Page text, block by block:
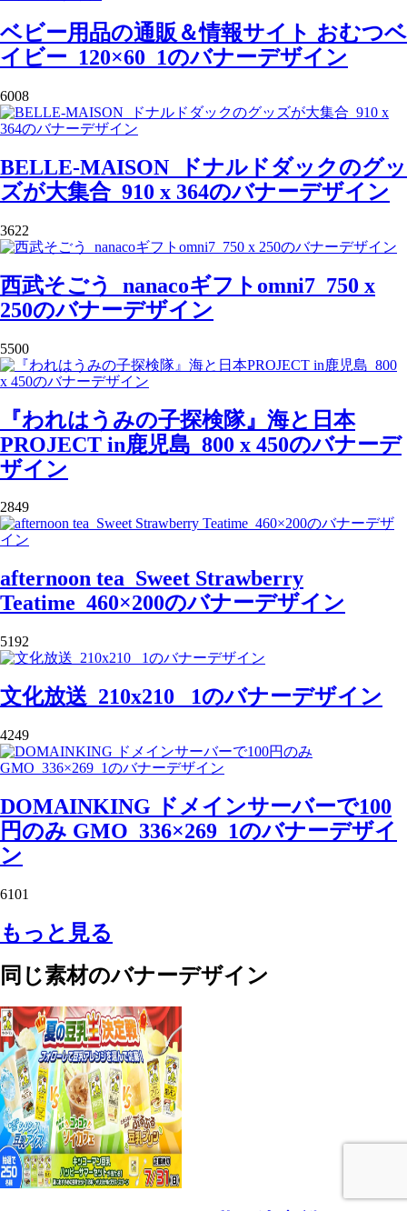
ベビー用品の通販＆情報サイト おむつベ
イビー_120×60_1のバナーデザイン
6008
BELLE-MAISON_ドナルドダックのグッ
ズが大集合_910 x 364のバナーデザイン
3622
西武そごう_nanacoギフトomni7_750 x
250のバナーデザイン
5500
『われはうみの子探検隊』海と日本
PROJECT in鹿児島_800 x 450のバナーデ
ザイン
2849
afternoon tea_Sweet Strawberry
Teatime_460×200のバナーデザイン
5192
文化放送_210x210 _1のバナーデザイン
4249
DOMAINKING ドメインサーバーで100
円のみ GMO_336×269_1のバナーデザイ
ン
6101
もっと見る
同じ素材のバナーデザイン